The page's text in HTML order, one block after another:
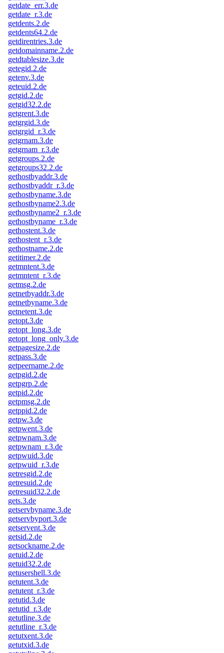
getdate_err.3.de
getdate_r.3.de
getdents.2.de
getdents64.2.de
getdirentries.3.de
getdomainname.2.de
getdtablesize.3.de
getegid.2.de
getenv.3.de
geteuid.2.de
getgid.2.de
getgid32.2.de
getgrent.3.de
getgrgid.3.de
getgrgid_r.3.de
getgrnam.3.de
getgrnam_r.3.de
getgroups.2.de
getgroups32.2.de
gethostbyaddr.3.de
gethostbyaddr_r.3.de
gethostbyname.3.de
gethostbyname2.3.de
gethostbyname2_r.3.de
gethostbyname_r.3.de
gethostent.3.de
gethostent_r.3.de
gethostname.2.de
getitimer.2.de
getmntent.3.de
getmntent_r.3.de
getmsg.2.de
getnetbyaddr.3.de
getnetbyname.3.de
getnetent.3.de
getopt.3.de
getopt_long.3.de
getopt_long_only.3.de
getpagesize.2.de
getpass.3.de
getpeername.2.de
getpgid.2.de
getpgrp.2.de
getpid.2.de
getpmsg.2.de
getppid.2.de
getpw.3.de
getpwent.3.de
getpwnam.3.de
getpwnam_r.3.de
getpwuid.3.de
getpwuid_r.3.de
getresgid.2.de
getresuid.2.de
getresuid32.2.de
gets.3.de
getservbyname.3.de
getservbyport.3.de
getservent.3.de
getsid.2.de
getsockname.2.de
getuid.2.de
getuid32.2.de
getusershell.3.de
getutent.3.de
getutent_r.3.de
getutid.3.de
getutid_r.3.de
getutline.3.de
getutline_r.3.de
getutxent.3.de
getutxid.3.de